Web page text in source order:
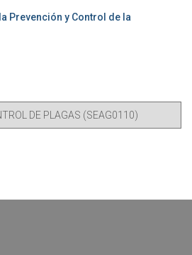
Prevención y Control de la